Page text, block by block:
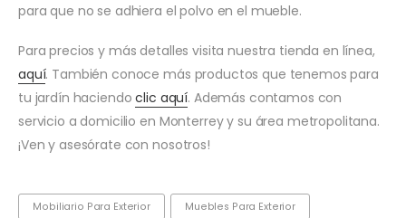
para que no se adhiera el polvo en el mueble.
Para precios y más detalles visita nuestra tienda en línea,
aquí. También conoce más productos que tenemos para
tu jardín haciendoclic aquí. Además contamos con
servicio a domicilio en Monterrey y su área metropolitana.
¡Ven y asesórate con nosotros!
Mobiliario Para Exterior Muebles Para Exterior